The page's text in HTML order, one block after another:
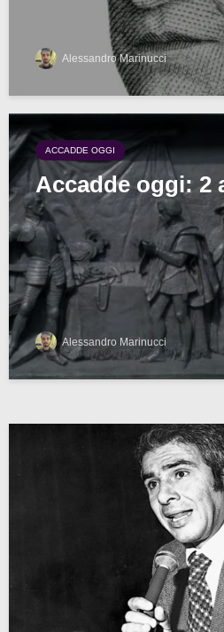
Alessandro Marinucci
ACCADDE OGGI
Accadde oggi: 2
Alessandro Marinucci